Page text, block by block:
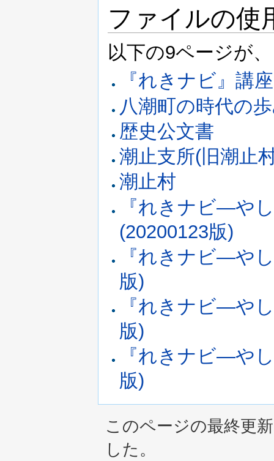
ファイルの使
以下の9ページが
『れきナビ』講
八潮町の時代の
歴史公文書
潮止支所(旧潮止
潮止村
『れきナビ―や
(20200123版)
『れきナビ―や
版)
『れきナビ―や
版)
『れきナビ―や
版)
このページの最終更
した。